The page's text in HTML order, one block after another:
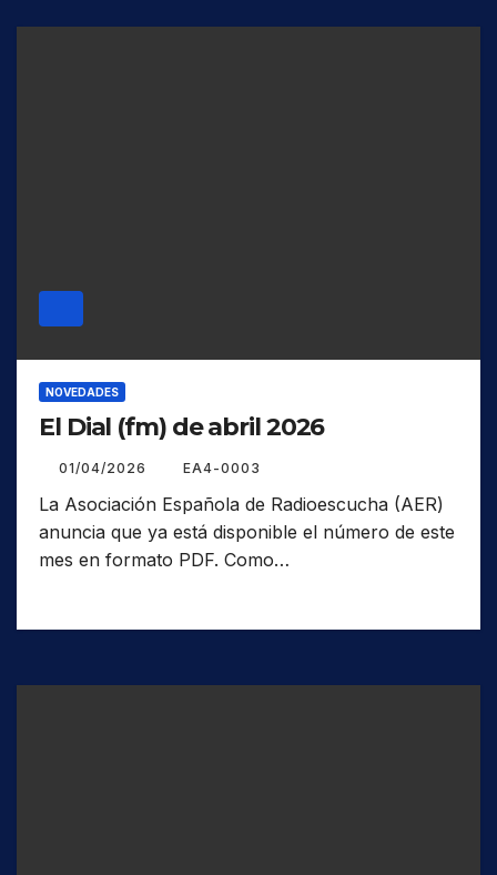
NOVEDADES
El Dial (fm) de abril 2026
01/04/2026 EA4-0003
La Asociación Española de Radioescucha (AER)
anuncia que ya está disponible el número de este
mes en formato PDF. Como…